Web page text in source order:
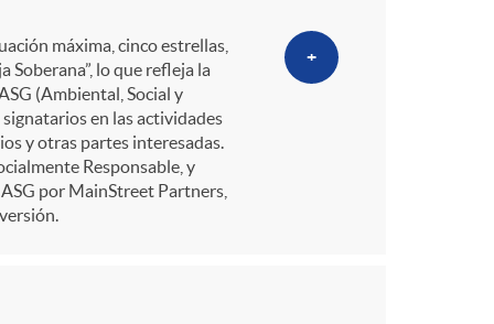
máxima, cinco estrellas,
Soberana”, lo que refleja la
(Ambiental, Social y
en las actividades
y otras partes interesadas.
Responsable, y
por MainStreet Partners,
+